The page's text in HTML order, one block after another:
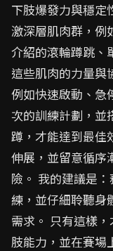
下肢爆發力與穩定
激深層肌肉群，例
介紹的滾輪蹲跳、
這些肌肉的力量與
例如快速啟動、急
次的訓練計劃，並
蹲，才能達到最佳
伸展，並留意循序
險。 我的建議是
練，並仔細聆聽身
需求。 只有這樣
肢能力，並在賽場